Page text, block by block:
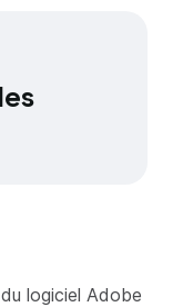
logiciel Adobe